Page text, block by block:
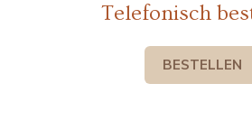
Telefonisch
BESTELLEN